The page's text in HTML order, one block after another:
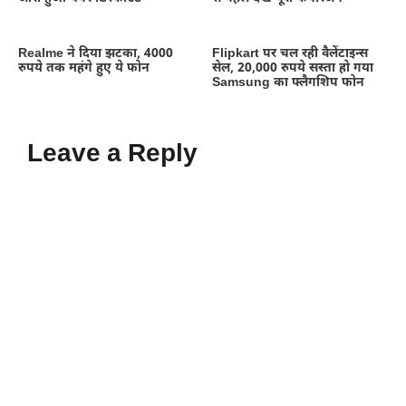
Realme ने दिया झटका, 4000
रुपये तक महंगे हुए ये फोन
Flipkart पर चल रही वैलेंटाइन्स
सेल, 20,000 रुपये सस्ता हो गया
Samsung का फ्लैगशिप फोन
Leave a Reply